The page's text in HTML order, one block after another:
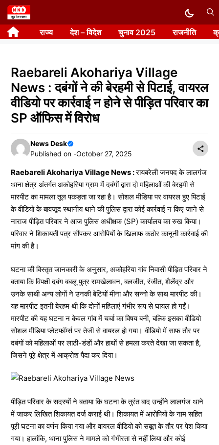
Skip
to
content राज्य देश – विदेश चुनाव 2025 राजनीति
Raebareli Akohariya Village
News : दबंगों ने की बेरहमी से पिटाई, वायरल
वीडियो पर कार्रवाई न होने से पीड़ित परिवार का
SP ऑफिस में विरोध
News Desk
Published on -October 27, 2025
Raebareli Akohariya Village News :रायबरेली जनपद के लालगंज
थाना क्षेत्र अंतर्गत अकोहरिया ग्राम में दबंगों द्वारा दो महिलाओं की बेरहमी से
मारपीट का मामला तूल पकड़ता जा रहा है। सोशल मीडिया पर वायरल हुए पिटाई
के वीडियो के बावजूद स्थानीय थाने की पुलिस द्वारा कोई कार्रवाई न किए जाने से
नाराज पीड़ित परिवार ने आज पुलिस अधीक्षक (SP) कार्यालय का रुख किया।
परिवार ने शिकायती पत्र सौंपकर आरोपियों के खिलाफ कठोर कानूनी कार्रवाई की
मांग की है।
घटना की विस्तृत जानकारी के अनुसार, अकोहरिया गांव निवासी पीड़ित परिवार ने
बताया कि विपक्षी दबंग बबलू पुत्र रामखेलावन, बलजीत, रंजीत, शैलेंद्र और
उनके साथी अन्य लोगों ने उनकी बेटियों मीना और सन्नो के साथ मारपीट की।
यह मारपीट इतनी बेरहम थी कि दोनों महिलाएं गंभीर रूप से घायल हो गईं।
मारपीट की यह घटना न केवल गांव में चर्चा का विषय बनी, बल्कि इसका वीडियो
सोशल मीडिया प्लेटफॉर्म्स पर तेजी से वायरल हो गया। वीडियो में साफ तौर पर
दबंगों को महिलाओं पर लाठी-डंडों और हाथों से हमला करते देखा जा सकता है,
जिसने पूरे क्षेत्र में आक्रोश पैदा कर दिया।
पीड़ित परिवार के सदस्यों ने बताया कि घटना के तुरंत बाद उन्होंने लालगंज थाने
में जाकर लिखित शिकायत दर्ज कराई थी। शिकायत में आरोपियों के नाम सहित
पूरी घटना का वर्णन किया गया और वायरल वीडियो को सबूत के तौर पर पेश किया
गया। हालांकि, थाना पुलिस ने मामले को गंभीरता से नहीं लिया और कोई